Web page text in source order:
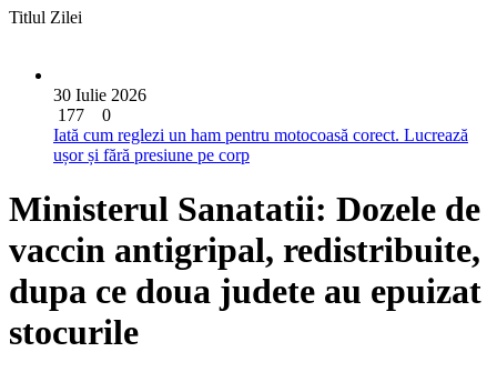
Titlul Zilei
30 Iulie 2026
177
0
Iată cum reglezi un ham pentru motocoasă corect. Lucrează
ușor și fără presiune pe corp
Ministerul Sanatatii: Dozele de
vaccin antigripal, redistribuite,
dupa ce doua judete au epuizat
stocurile